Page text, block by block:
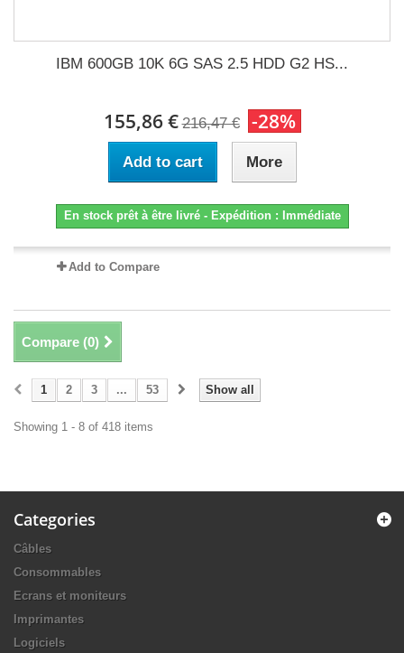
IBM 600GB 10K 6G SAS 2.5 HDD G2 HS...
155,86 € 216,47 € -28%
Add to cart More
En stock prêt à être livré - Expédition : Immédiate
Add to Compare
Compare (0)
Show all
1 2 3 ... 53
Showing 1 - 8 of 418 items
Categories
Câbles
Consommables
Ecrans et moniteurs
Imprimantes
Logiciels